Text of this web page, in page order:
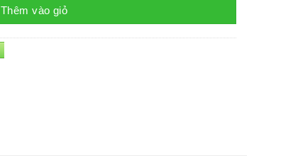
Thêm vào giỏ